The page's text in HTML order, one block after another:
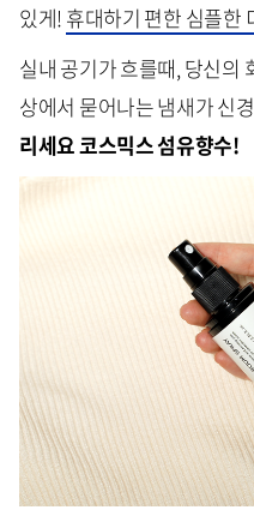
있게! 휴대하기 편한 심플한
실내 공기가 흐를때, 당신의
상에서 묻어나는 냄새가 신
리세요코스믹스 섬유향수!